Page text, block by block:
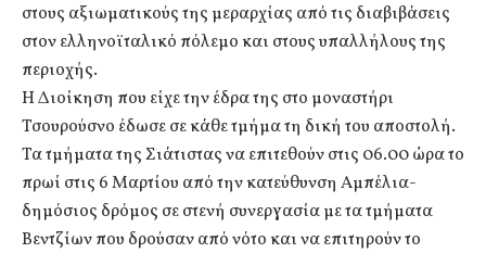
στους αξιωματικούς της μεραρχίας από τις διαβιβάσεις
στον ελληνοϊταλικό πόλεμο και στους υπαλλήλους της
περιοχής.
Η Διοίκηση που είχε την έδρα της στο μοναστήρι
Τσουρούσνο έδωσε σε κάθε τμήμα τη δική του αποστολή.
Τα τμήματα της Σιάτιστας να επιτεθούν στις 06.00 ώρα το
πρωί στις 6 Μαρτίου από την κατεύθυνση Αμπέλια-
δημόσιος δρόμος σε στενή συνεργασία με τα τμήματα
Βεντζίων που δρούσαν από νότο και να επιτηρούν το